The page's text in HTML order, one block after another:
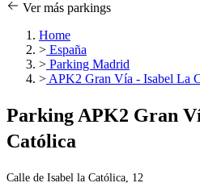
Ver más parkings
Home
> España
> Parking Madrid
> APK2 Gran Vía - Isabel La
Parking APK2 Gran
Católica
Calle de Isabel la Católica, 12